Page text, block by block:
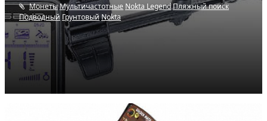
Монеты Мультичастотные Nokta LegendПляжный поиск
Подводный ГрунтовыйNokta